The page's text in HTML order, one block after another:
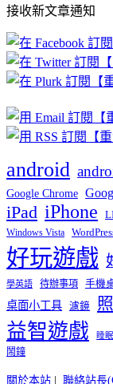
文
章
分
類
接收新文章通知
android
Google Chrome
iPad iPhone
Windows Vista
好玩遊戲
學英語 待辦事項 手機
桌面小工具 濾鏡
益智遊戲 睡
鬧鐘
關於本站 | 聯絡站長